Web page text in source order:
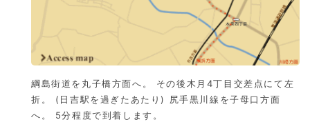
綱島街道を丸子橋方面へ。 その後木月4丁目交差点にて左
折。 (日吉駅を過ぎたあたり) 尻手黒川線を子母口方面
へ。 5分程度で到着します。